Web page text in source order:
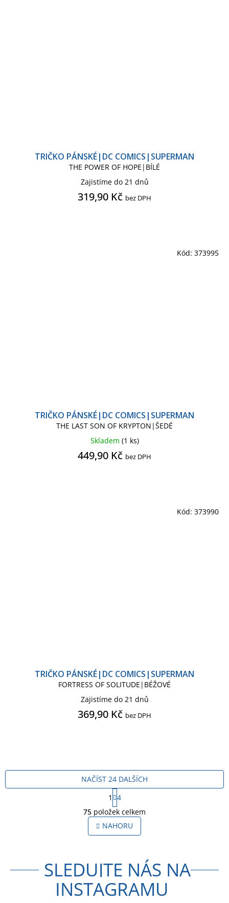
TRIČKO PÁNSKÉ|DC COMICS|SUPERMAN
THE POWER OF HOPE|BÍLÉ
Zajistíme do 21 dnů
319,90 Kč bez DPH
TRIČKO PÁNSKÉ|DC COMICS|SUPERMAN
THE LAST SON OF KRYPTON|ŠEDÉ
Skladem (1 ks)
449,90 Kč bez DPH
Kód: 373995
TRIČKO PÁNSKÉ|DC COMICS|SUPERMAN
FORTRESS OF SOLITUDE|BÉŽOVÉ
Zajistíme do 21 dnů
369,90 Kč bez DPH
Kód: 373990
O
v
l
á
c
í
p
r
NAČÍST 24 DALŠÍCH
S
t
r
á
n
k
á
n
í
1
4
75 položek celkem
NAHORU
SLEDUJTE NÁS NA
INSTAGRAMU